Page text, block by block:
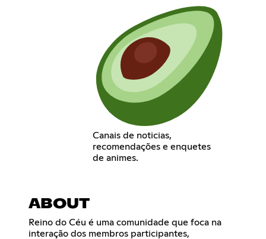
Canais de noticias,
recomendações e enquetes
de animes.
ABOUT
Reino do Céu é uma comunidade que foca na
interação dos membros participantes,